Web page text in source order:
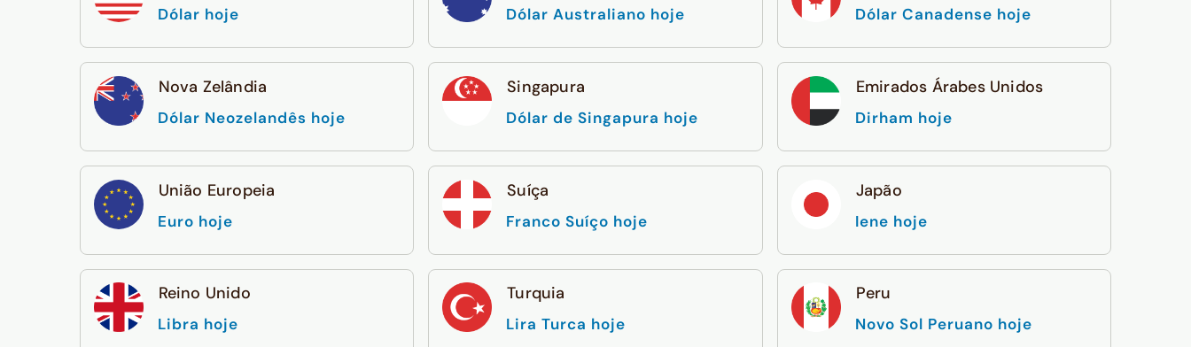
Dólar hoje Dólar Australiano hoje Dólar Canadense hoje
Nova Zelândia
Dólar Neozelandês hoje
Singapura
Dólar de Singapura hoje
Emirados Árabes Unidos
Dirham hoje
União Europeia
Euro hoje
Suíça
Franco Suíço hoje
Japão
Iene hoje
Reino Unido
Libra hoje
Turquia
Lira Turca hoje
Peru
Novo Sol Peruano hoje